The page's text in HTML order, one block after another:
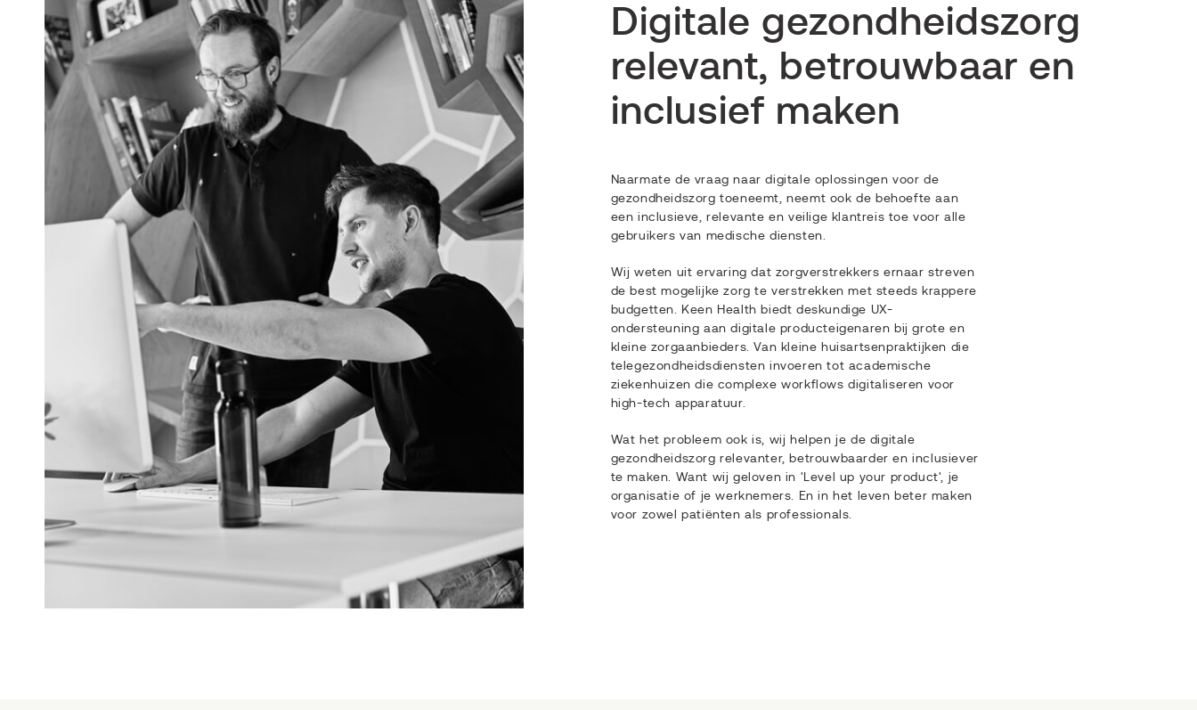
Digitale gezondheidszorg
relevant, betrouwbaar en
inclusief maken
Naarmate de vraag naar digitale oplossingen voor de
gezondheidszorg toeneemt, neemt ook de behoefte aan
een inclusieve, relevante en veilige klantreis toe voor alle
gebruikers van medische diensten.
Wij weten uit ervaring dat zorgverstrekkers ernaar streven
de best mogelijke zorg te verstrekken met steeds krappere
budgetten. Keen Health biedt deskundige UX-
ondersteuning aan digitale producteigenaren bij grote en
kleine zorgaanbieders. Van kleine huisartsenpraktijken die
telegezondheidsdiensten invoeren tot academische
ziekenhuizen die complexe workflows digitaliseren voor
high-tech apparatuur.
Wat het probleem ook is, wij helpen je de digitale
gezondheidszorg relevanter, betrouwbaarder en inclusiever
te maken. Want wij geloven in 'Level up your product', je
organisatie of je werknemers. En in het leven beter maken
voor zowel patiënten als professionals.